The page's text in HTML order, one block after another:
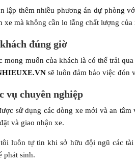
lập thêm nhiều phương án dự phòng
xe mà không cần lo lắng chất lượng của
đúng giờ
muốn của khách là có thể trải
sẽ luôn đảm bảo việc đón
vụ chuyên nghiệp
sử dụng các dòng xe mới và an
và giao nhận xe.
luôn tự tin khi sở hữu đội ngũ các
phát sinh.